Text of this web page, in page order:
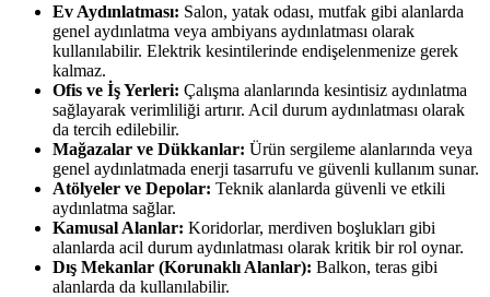
Ev Aydınlatması: Salon, yatak odası, mutfak gibi alanlarda
genel aydınlatma veya ambiyans aydınlatması olarak
kullanılabilir. Elektrik kesintilerinde endişelenmenize gerek
kalmaz.
Ofis ve İş Yerleri: Çalışma alanlarında kesintisiz aydınlatma
sağlayarak verimliliği artırır. Acil durum aydınlatması olarak
da tercih edilebilir.
Mağazalar ve Dükkanlar: Ürün sergileme alanlarında veya
genel aydınlatmada enerji tasarrufu ve güvenli kullanım sunar.
Atölyeler ve Depolar: Teknik alanlarda güvenli ve etkili
aydınlatma sağlar.
Kamusal Alanlar: Koridorlar, merdiven boşlukları gibi
alanlarda acil durum aydınlatması olarak kritik bir rol oynar.
Dış Mekanlar (Korunaklı Alanlar): Balkon, teras gibi
alanlarda da kullanılabilir.